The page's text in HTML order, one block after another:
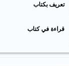
تعريف بكتاب
قراءة في كتاب